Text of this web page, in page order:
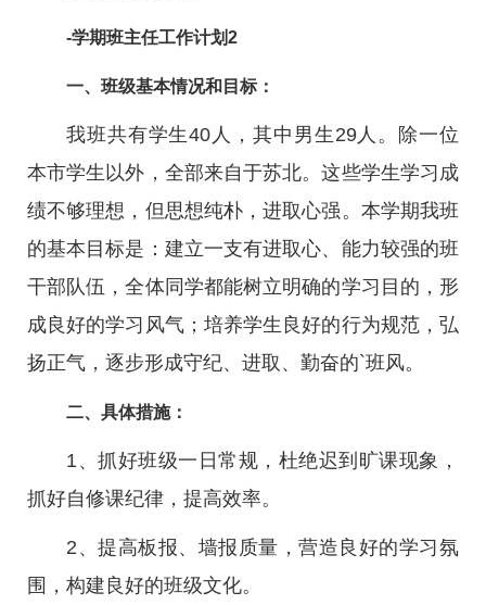
-学期班主任工作计划2
一、班级基本情况和目标：
我班共有学生40人，其中男生29人。除一位
本市学生以外，全部来自于苏北。这些学生学习成
绩不够理想，但思想纯朴，进取心强。本学期我班
的基本目标是：建立一支有进取心、能力较强的班
干部队伍，全体同学都能树立明确的学习目的，形
成良好的学习风气；培养学生良好的行为规范，弘
扬正气，逐步形成守纪、进取、勤奋的`班风。
二、具体措施：
1、抓好班级一日常规，杜绝迟到旷课现象，
抓好自修课纪律，提高效率。
2、提高板报、墙报质量，营造良好的学习氛
围，构建良好的班级文化。